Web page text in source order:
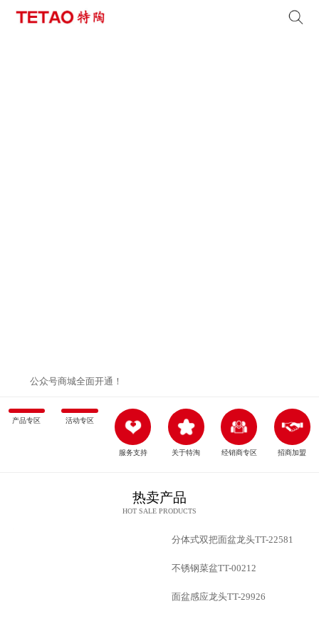
公众号商城全面开通！
产品专区 活动专区
服务支持 关于特淘 经销商专区 招商加盟
热卖产品
HOT SALE PRODUCTS
分体式双把面盆龙头TT-22581
不锈钢菜盆TT-00212
面盆感应龙头TT-29926